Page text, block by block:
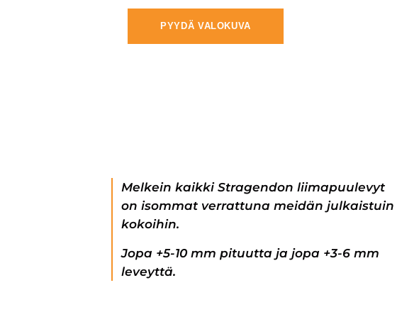
PYYDÄ VALOKUVA
Melkein kaikki Stragendon liimapuulevyt
on isommat verrattuna meidän julkaistuin
kokoihin.
Jopa +5-10 mm pituutta ja jopa +3-6 mm
leveyttä.